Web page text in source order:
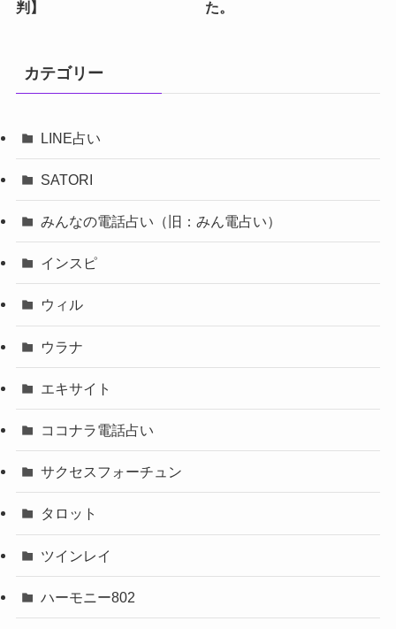
判】
た。
カテゴリー
LINE占い
SATORI
みんなの電話占い（旧：みん電占い）
インスピ
ウィル
ウラナ
エキサイト
ココナラ電話占い
サクセスフォーチュン
タロット
ツインレイ
ハーモニー802